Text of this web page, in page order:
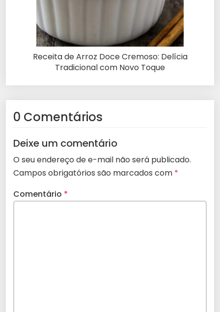
Receita de Arroz Doce Cremoso: Delícia
Tradicional com Novo Toque
0 Comentários
Deixe um comentário
O seu endereço de e-mail não será publicado.
Campos obrigatórios são marcados com *
Comentário *